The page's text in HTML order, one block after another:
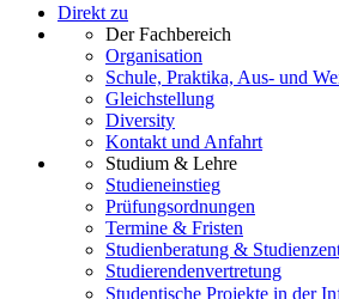
Direkt zu
Der Fachbereich
Organisation
Schule, Praktika, Aus- und
Gleichstellung
Diversity
Kontakt und Anfahrt
Studium & Lehre
Studieneinstieg
Prüfungsordnungen
Termine & Fristen
Studienberatung &
Studierendenvertretung
Studentische Projekte in der